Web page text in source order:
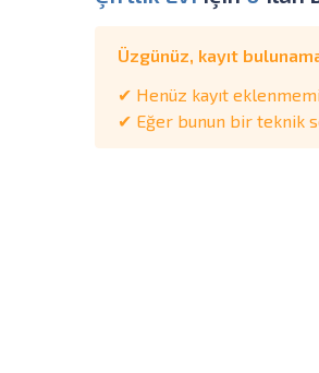
Üzgünüz, kayıt
✔ Henüz kayıt
✔ Eğer bunun bir teknik